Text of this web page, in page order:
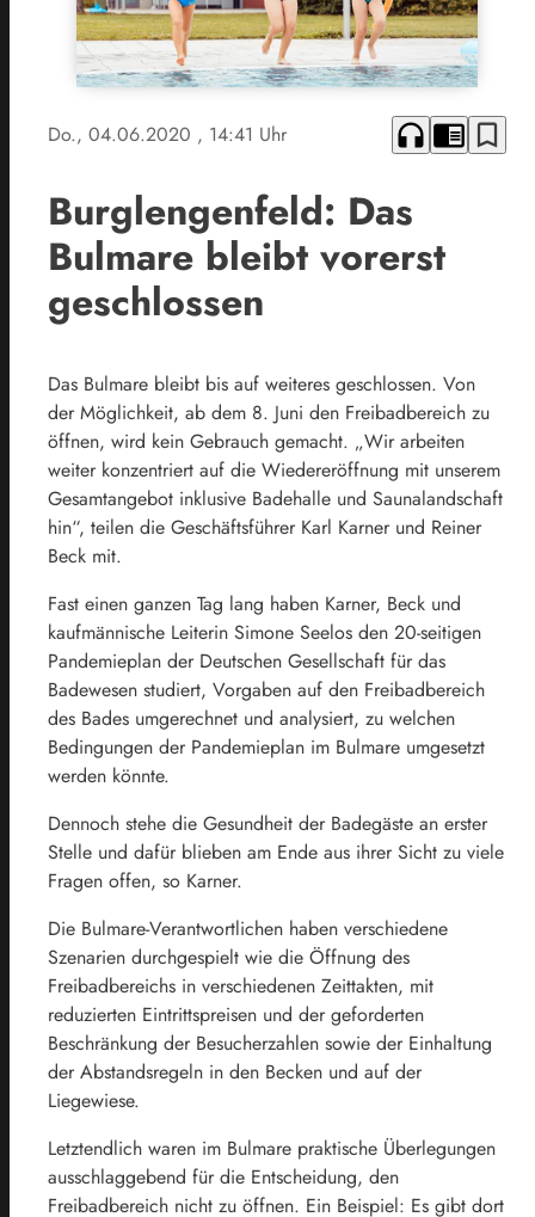
Do., 04.06.2020 , 14:41 Uhr headphones chrome_reader_mode bookmark_border
Burglengenfeld: Das
Bulmare bleibt vorerst
geschlossen
Das Bulmare bleibt bis auf weiteres geschlossen. Von
der Möglichkeit, ab dem 8. Juni den Freibadbereich zu
öffnen, wird kein Gebrauch gemacht. „Wir arbeiten
weiter konzentriert auf die Wiedereröffnung mit unserem
Gesamtangebot inklusive Badehalle und Saunalandschaft
hin“, teilen die Geschäftsführer Karl Karner und Reiner
Beck mit.
Fast einen ganzen Tag lang haben Karner, Beck und
kaufmännische Leiterin Simone Seelos den 20-seitigen
Pandemieplan der Deutschen Gesellschaft für das
Badewesen studiert, Vorgaben auf den Freibadbereich
des Bades umgerechnet und analysiert, zu welchen
Bedingungen der Pandemieplan im Bulmare umgesetzt
werden könnte.
Dennoch stehe die Gesundheit der Badegäste an erster
Stelle und dafür blieben am Ende aus ihrer Sicht zu viele
Fragen offen, so Karner.
Die Bulmare-Verantwortlichen haben verschiedene
Szenarien durchgespielt wie die Öffnung des
Freibadbereichs in verschiedenen Zeittakten, mit
reduzierten Eintrittspreisen und der geforderten
Beschränkung der Besucherzahlen sowie der Einhaltung
der Abstandsregeln in den Becken und auf der
Liegewiese.
Letztendlich waren im Bulmare praktische Überlegungen
ausschlaggebend für die Entscheidung, den
Freibadbereich nicht zu öffnen. Ein Beispiel: Es gibt dort